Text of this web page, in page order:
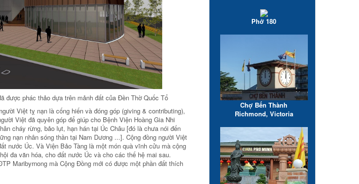
được phác thảo dựa trên mảnh đất của Đền Thờ Quốc Tổ
Việt tỵ nạn là cống hiến và đóng góp (giving & contributing),
Việt đã quyên góp để giúp cho Bệnh Viện Hoàng Gia Nhi
cháy rừng, bảo lụt, hạn hán tại Úc Châu [đó là chưa nói đến
nạn nhân sóng thần tại Nam Dương ...]. Cộng đồng người Việt
nước Úc. Và Viện Bảo Tàng là một món quà vĩnh cửu mà cộng
đa văn hóa, cho đất nước Úc và cho các thế hệ mai sau.
Maribyrnong mà Cộng Đồng mới có được một phần đất thích
Phở 180
Chợ Bến Thành
Richmond, Victoria